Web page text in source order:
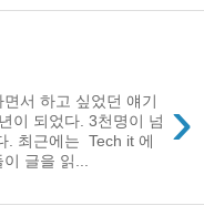
›
서 하고 싶었던 얘기
이 되었다. 3천명이 넘
. 최근에는 Tech it 에
글을 읽...